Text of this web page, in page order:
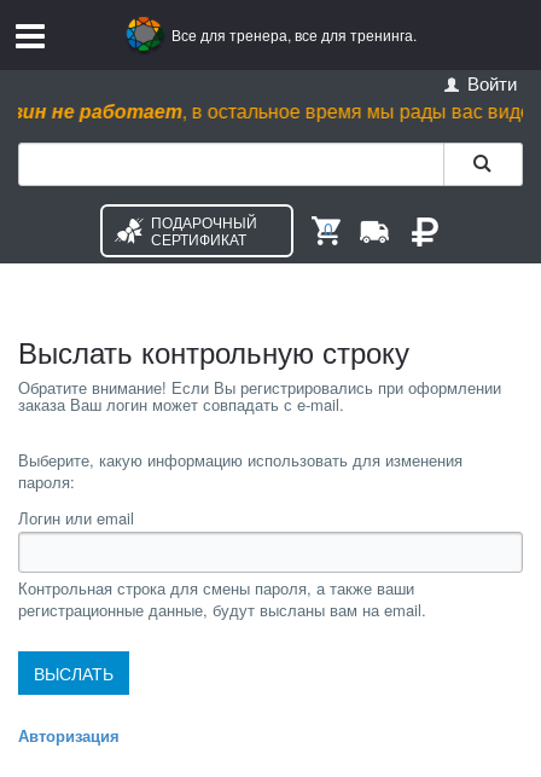
Все для тренера, все для тренинга.
Войти
не работает, в остальное время мы рады вас видеть
ПОДАРОЧНЫЙ
СЕРТИФИКАТ
0
Выслать контрольную строку
Выберите, какую информацию использовать для изменения
пароля:
Логин или email
Контрольная строка для смены пароля, а также ваши
регистрационные данные, будут высланы вам на email.
Авторизация